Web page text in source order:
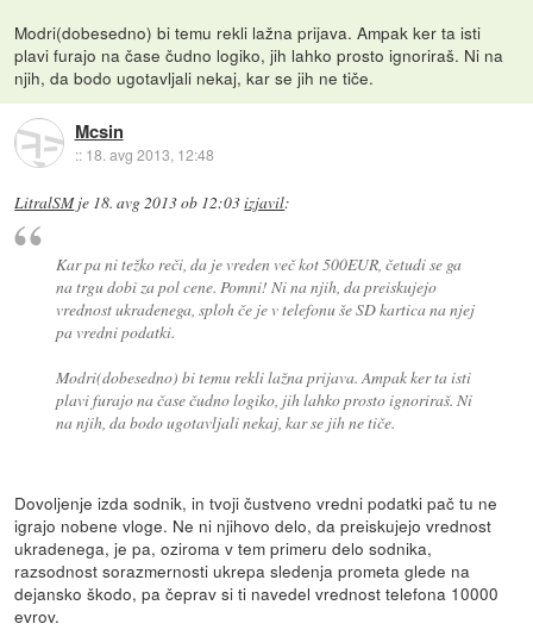
Modri(dobesedno) bi temu rekli lažna prijava. Ampak ker ta isti
plavi furajo na čase čudno logiko, jih lahko prosto ignoriraš. Ni na
njih, da bodo ugotavljali nekaj, kar se jih ne tiče.
Mcsin
:: 18. avg 2013, 12:48
LitralSMje 18. avg 2013 ob 12:03izjavil:
Kar pa ni težko reči, da je vreden več kot 500EUR, četudi se ga
na trgu dobi za pol cene. Pomni! Ni na njih, da preiskujejo
vrednost ukradenega, sploh če je v telefonu še SD kartica na njej
pa vredni podatki.
Modri(dobesedno) bi temu rekli lažna prijava. Ampak ker ta isti
plavi furajo na čase čudno logiko, jih lahko prosto ignoriraš. Ni
na njih, da bodo ugotavljali nekaj, kar se jih ne tiče.
Dovoljenje izda sodnik, in tvoji čustveno vredni podatki pač tu ne
igrajo nobene vloge. Ne ni njihovo delo, da preiskujejo vrednost
ukradenega, je pa, oziroma v tem primeru delo sodnika,
razsodnost sorazmernosti ukrepa sledenja prometa glede na
dejansko škodo, pa čeprav si ti navedel vrednost telefona 10000
evrov.